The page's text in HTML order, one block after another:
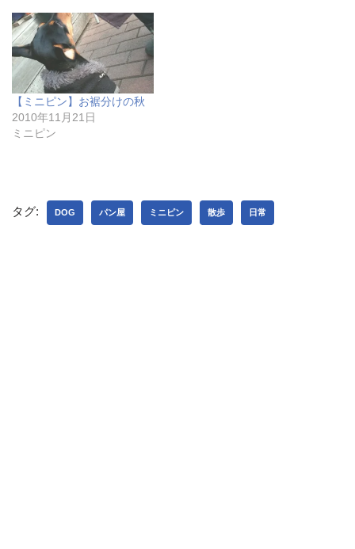
開
き
ま
す
)
新
し
い
ウ
ィ
ン
ド
ウ
で
開
き
ま
開
き
ま
す
)
【ミニピン】お裾分けの秋
2010年11月21日
ミニピン
タグ: DOG パン屋 ミニピン 散歩 日常